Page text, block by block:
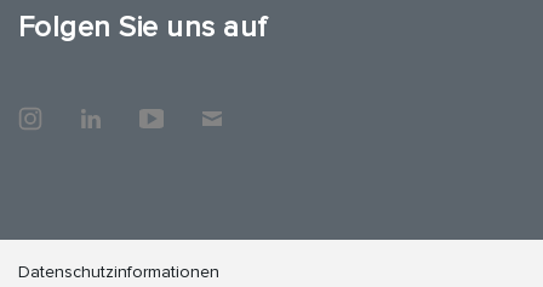
Folgen Sie uns auf
Datenschutzinformationen